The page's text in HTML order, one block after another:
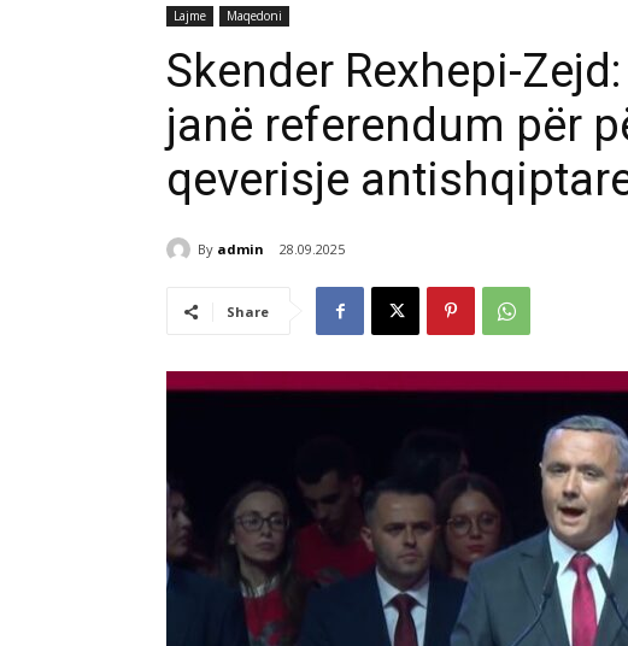
Lajme Maqedoni
Skender Rexhepi-
janë referendum për
qeverisje
By admin 28.09.2025
Share